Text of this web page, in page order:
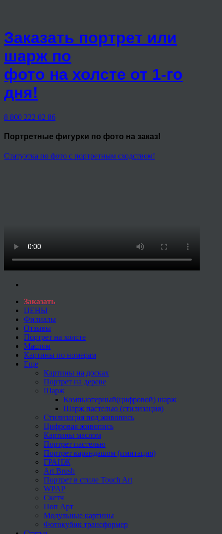
Заказать портрет или
шарж по
фото на холсте от 1-го
дня!
8 800 222 02 86
Портретные фигурки по фото на заказ!
Статуэтка по фото с портретным сходством!
Заказать
ЦЕНЫ
Филиалы
Отзывы
Портрет на холсте
Маслом
Картины по номерам
Еще
Картины на досках
Портрет на дереве
Шарж
Компьютерный(цифровой) шарж
Шарж пастелью (стилизация)
Стилизация под живопись
Цифровая живопись
Картины маслом
Портрет пастелью
Портрет карандашом (имитация)
ГРАНЖ
Art Brush
Портрет в стиле Touch Art
WPAP
Скетч
Поп Арт
Модульные картины
Фотокубик трансформер